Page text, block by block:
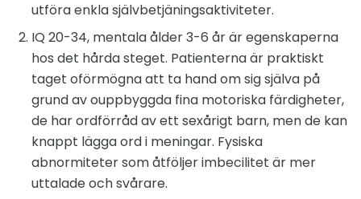
utföra enkla självbetjäningsaktiviteter.
IQ 20-34, mentala ålder 3-6 år är egenskaperna
hos det hårda steget. Patienterna är praktiskt
taget oförmögna att ta hand om sig själva på
grund av ouppbyggda fina motoriska färdigheter,
de har ordförråd av ett sexårigt barn, men de kan
knappt lägga ord i meningar. Fysiska
abnormiteter som åtföljer imbecilitet är mer
uttalade och svårare.